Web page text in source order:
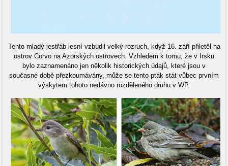
Tento mladý jestřáb lesní vzbudil velký rozruch, když 16. září přiletěl na
ostrov Corvo na Azorských ostrovech. Vzhledem k tomu, že v Irsku
bylo zaznamenáno jen několik historických údajů, které jsou v
současné době přezkoumávány, může se tento pták stát vůbec prvním
výskytem tohoto nedávno rozděleného druhu v WP.